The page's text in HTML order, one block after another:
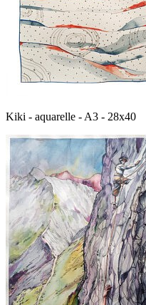
Kiki - aquarelle - A3 - 28x40